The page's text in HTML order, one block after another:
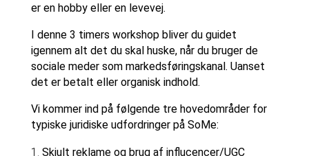
er en hobby eller en levevej.
I denne 3 timers workshop bliver du guidet
igennem alt det du skal huske, når du bruger de
sociale meder som markedsføringskanal. Uanset
det er betalt eller organisk indhold.
Vi kommer ind på følgende tre hovedområder for
typiske juridiske udfordringer på SoMe:
Skjult reklame og brug af influcencer/UGC